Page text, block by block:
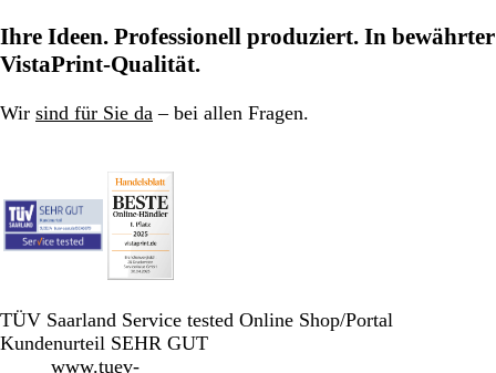
Ihre Ideen. Professionell produziert. In bewährter
VistaPrint-Qualität.
Wir sind für Sie da – bei allen Fragen.
TÜV Saarland Service tested Online Shop/Portal
Kundenurteil SEHR GUT
www.tuev-